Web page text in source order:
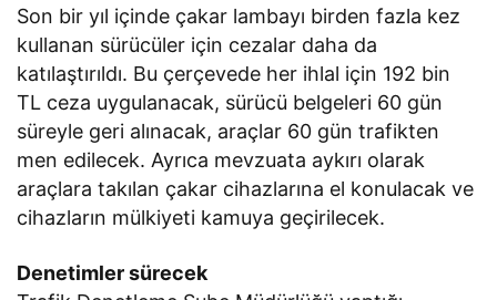
Son bir yıl içinde çakar lambayı birden fazla kez
kullanan sürücüler için cezalar daha da
katılaştırıldı. Bu çerçevede her ihlal için 192 bin
TL ceza uygulanacak, sürücü belgeleri 60 gün
süreyle geri alınacak, araçlar 60 gün trafikten
men edilecek. Ayrıca mevzuata aykırı olarak
araçlara takılan çakar cihazlarına el konulacak ve
cihazların mülkiyeti kamuya geçirilecek.
Denetimler sürecek